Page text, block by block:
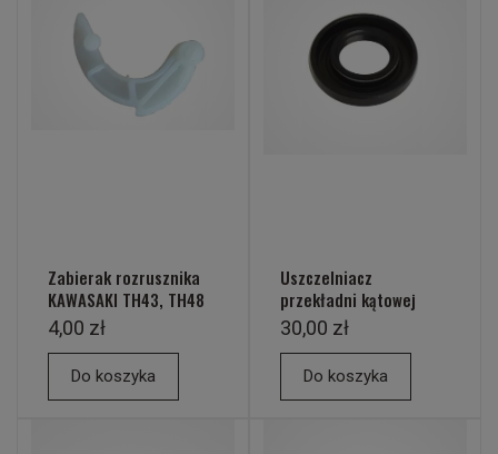
Zabierak rozrusznika
KAWASAKI TH43, TH48
4,00 zł
Do koszyka
Uszczelniacz
przekładni kątowej
30,00 zł
Do koszyka